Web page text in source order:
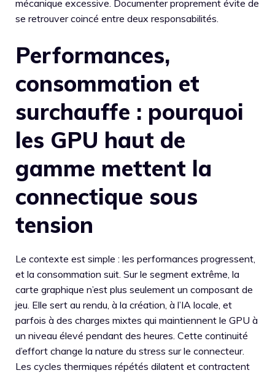
mécanique excessive. Documenter proprement évite de
se retrouver coincé entre deux responsabilités.
Performances,
consommation et
surchauffe : pourquoi
les GPU haut de
gamme mettent la
connectique sous
tension
Le contexte est simple : les performances progressent,
et la consommation suit. Sur le segment extrême, la
carte graphique n’est plus seulement un composant de
jeu. Elle sert au rendu, à la création, à l’IA locale, et
parfois à des charges mixtes qui maintiennent le GPU à
un niveau élevé pendant des heures. Cette continuité
d’effort change la nature du stress sur le connecteur.
Les cycles thermiques répétés dilatent et contractent